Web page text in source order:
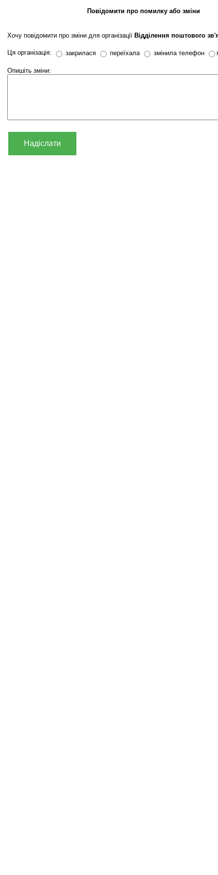
Повідомити про помилку або зміни
Хочу повідомити про зміни для організації Відділення поштового
Ця організація: закрилася переїхала змінила телефон
Опишіть зміни:
Надіслати